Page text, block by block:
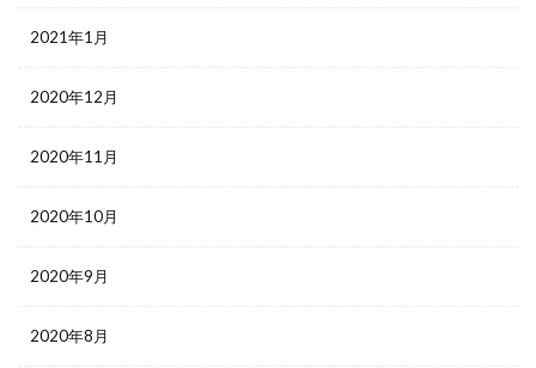
2021年1月
2020年12月
2020年11月
2020年10月
2020年9月
2020年8月